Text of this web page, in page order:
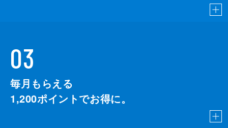
03
毎月もらえる
1,200ポイントでお得に。